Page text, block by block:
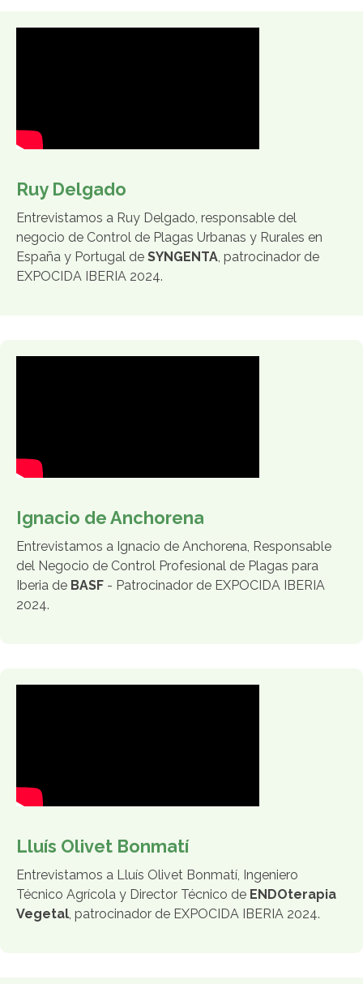
Ruy Delgado
Entrevistamos a Ruy Delgado, responsable del
negocio de Control de Plagas Urbanas y Rurales en
España y Portugal de SYNGENTA, patrocinador de
EXPOCIDA IBERIA 2024.
Ignacio de Anchorena
Entrevistamos a Ignacio de Anchorena, Responsable
del Negocio de Control Profesional de Plagas para
Iberia de BASF - Patrocinador de EXPOCIDA IBERIA
2024.
Lluís Olivet Bonmatí
Entrevistamos a Lluís Olivet Bonmatí, Ingeniero
Técnico Agrícola y Director Técnico de ENDOterapia
Vegetal, patrocinador de EXPOCIDA IBERIA 2024.